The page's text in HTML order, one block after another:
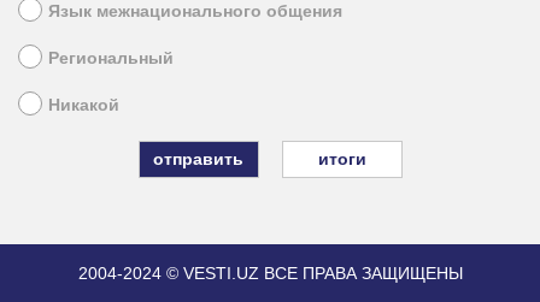
Язык межнационального общения
Региональный
Никакой
итоги
2004-2024 © VESTI.UZ ВСЕ ПРАВА ЗАЩИЩЕНЫ